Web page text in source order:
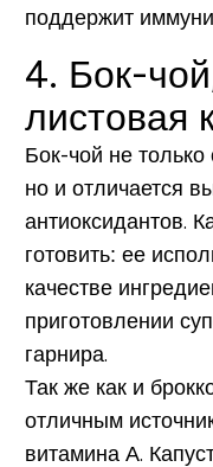
поддержит
4. Бок-
листовая
Бок-чой не
но и отличается
антиоксидантов.
готовить: ее
качестве
приготовлении
гарнира.
Так же как и
отличным
витамина А.